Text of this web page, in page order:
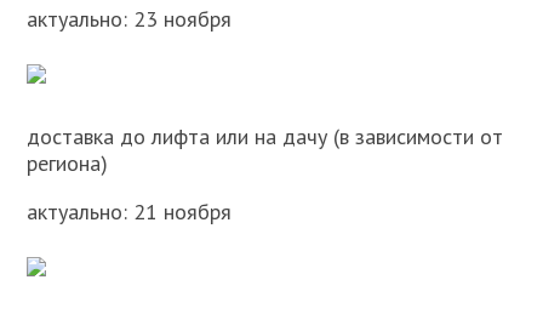
актуально: 23 ноября
доставка до лифта или на дачу (в зависимости от
региона)
актуально: 21 ноября